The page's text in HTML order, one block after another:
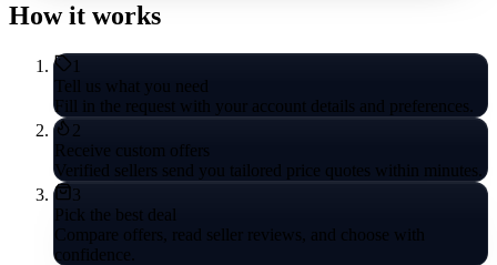
How it works
1
Tell us what you need
Fill in the request with your account details and preferences.
2
Receive custom offers
Verified sellers send you tailored price quotes within minutes.
3
Pick the best deal
Compare offers, read seller reviews, and choose with
confidence.